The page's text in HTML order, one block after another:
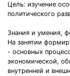
Цель: изучение
политического
Знания и умения,
На занятии
- основных
экономической,
внутренней и